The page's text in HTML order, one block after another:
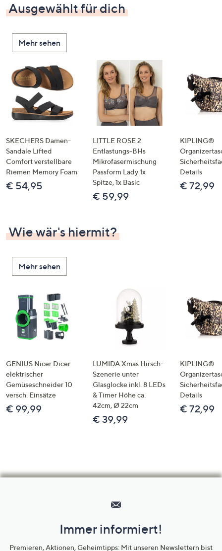
Ausgewählt für dich
Mehr sehen
SKECHERS Damen-
Sandale Lifted
Comfort verstellbare
Riemen Memory Foam
€ 54,95
LITTLE ROSE 2
Entlastungs-BHs
Mikrofasermischung
Passform Lady 1x
Spitze, 1x Basic
€ 59,99
KIPLING®
Details
€ 72,99
Wie wär's hiermit?
Mehr sehen
GENIUS Nicer Dicer
elektrischer
Gemüseschneider 10
versch. Einsätze
€ 99,99
LUMIDA Xmas Hirsch-
Szenerie unter
Glasglocke inkl. 8 LEDs
& Timer Höhe ca.
42cm, Ø 22cm
€ 39,99
KIPLING®
Details
€ 72,99
Unternehmensinformationen
Immer informiert!
Premieren, Aktionen, Geheimtipps: Mit unseren Newslettern bist